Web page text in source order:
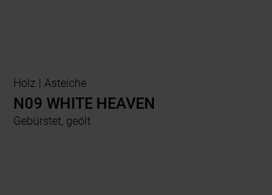
Holz | Asteiche
N09 WHITE HEAVEN
Gebürstet, geölt